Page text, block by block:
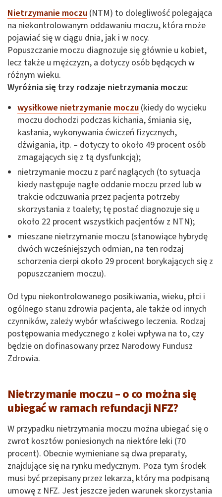
Nietrzymanie moczu (NTM) to dolegliwość polegająca
na niekontrolowanym oddawaniu moczu, która może
pojawiać się w ciągu dnia, jak i w nocy.
Popuszczanie moczu diagnozuje się głównie u kobiet,
lecz także u mężczyzn, a dotyczy osób będących w
różnym wieku.
Wyróżnia się trzy rodzaje nietrzymania moczu:
wysiłkowe nietrzymanie moczu (kiedy do wycieku
moczu dochodzi podczas kichania, śmiania się,
kasłania, wykonywania ćwiczeń fizycznych,
dźwigania, itp. – dotyczy to około 49 procent osób
zmagających się z tą dysfunkcją);
nietrzymanie moczu z parć naglących (to sytuacja
kiedy następuje nagłe oddanie moczu przed lub w
trakcie odczuwania przez pacjenta potrzeby
skorzystania z toalety; tę postać diagnozuje się u
około 22 procent wszystkich pacjentów z NTN);
mieszane nietrzymanie moczu (stanowiące hybrydę
dwóch wcześniejszych odmian, na ten rodzaj
schorzenia cierpi około 29 procent borykających się z
popuszczaniem moczu).
Od typu niekontrolowanego posikiwania, wieku, płci i
ogólnego stanu zdrowia pacjenta, ale także od innych
czynników, zależy wybór właściwego leczenia. Rodzaj
postępowania medycznego z kolei wpływa na to, czy
będzie on dofinasowany przez Narodowy Fundusz
Zdrowia.
Nietrzymanie moczu – o co można się
ubiegać w ramach refundacji NFZ?
W przypadku nietrzymania moczu można ubiegać się o
zwrot kosztów poniesionych na niektóre leki (70
procent). Obecnie wymieniane są dwa preparaty,
znajdujące się na rynku medycznym. Poza tym środek
musi być przepisany przez lekarza, który ma podpisaną
umowę z NFZ. Jest jeszcze jeden warunek skorzystania